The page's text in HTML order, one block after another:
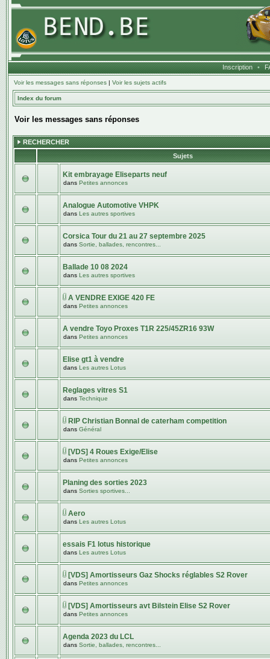
Inscription •
Voir les messages sans réponses | Voir les sujets actifs
Index du forum
Voir les messages sans réponses
RECHERCHER
Sujets
Kit embrayage Eliseparts neuf
dans Petites annonces
Analogue Automotive VHPK
dans Les autres sportives
Corsica Tour du 21 au 27 septembre 2025
dans Sortie, ballades, rencontres...
Ballade 10 08 2024
dans Les autres sportives
A VENDRE EXIGE 420 FE
dans Petites annonces
A vendre Toyo Proxes T1R 225/45ZR16 93W
dans Petites annonces
Elise gt1 à vendre
dans Les autres Lotus
Reglages vitres S1
dans Technique
RIP Christian Bonnal de caterham competition
dans Général
[VDS] 4 Roues Exige/Elise
dans Petites annonces
Planing des sorties 2023
dans Sorties sportives...
Aero
dans Les autres Lotus
essais F1 lotus historique
dans Les autres Lotus
[VDS] Amortisseurs Gaz Shocks réglables S2 Rover
dans Petites annonces
[VDS] Amortisseurs avt Bilstein Elise S2 Rover
dans Petites annonces
Agenda 2023 du LCL
dans Sortie, ballades, rencontres...